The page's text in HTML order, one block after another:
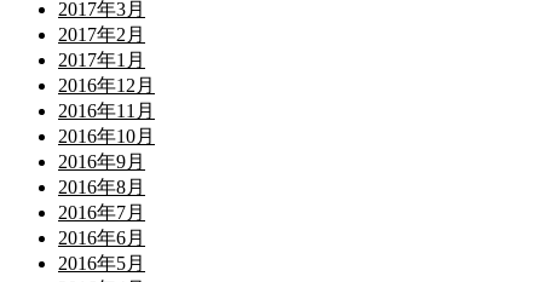
2017年3月
2017年2月
2017年1月
2016年12月
2016年11月
2016年10月
2016年9月
2016年8月
2016年7月
2016年6月
2016年5月